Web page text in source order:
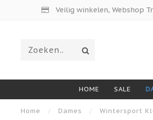
Veilig winkelen, Webshop
HOME SALE
Home / Dames / Wintersport